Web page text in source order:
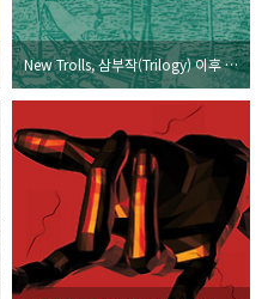
New Trolls, 삼부작(Trilogy) 이후 또 하나의 장대한 합주 협주곡